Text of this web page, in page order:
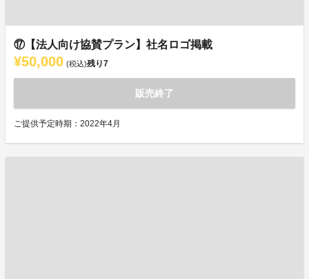
⑰【法人向け協賛プラン】社名ロゴ掲載
¥50,000 (税込)残り7
販売終了
ご提供予定時期：2022年4月